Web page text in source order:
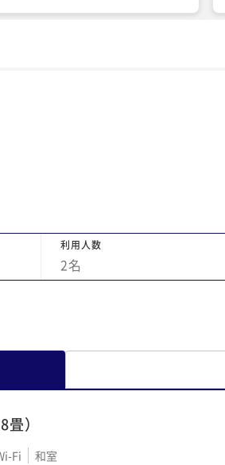
った。
利用人数
2名
）
Fi 和室